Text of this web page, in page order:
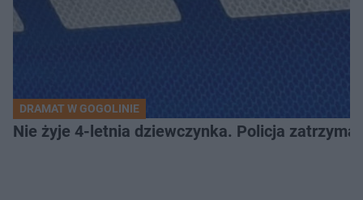
DRAMAT W GOGOLINIE
Nie żyje 4-letnia dziewczynka. Policja